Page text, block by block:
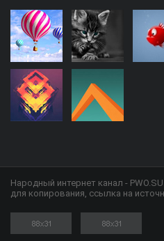
Народный интернет канал -
для копирования, ссылка на